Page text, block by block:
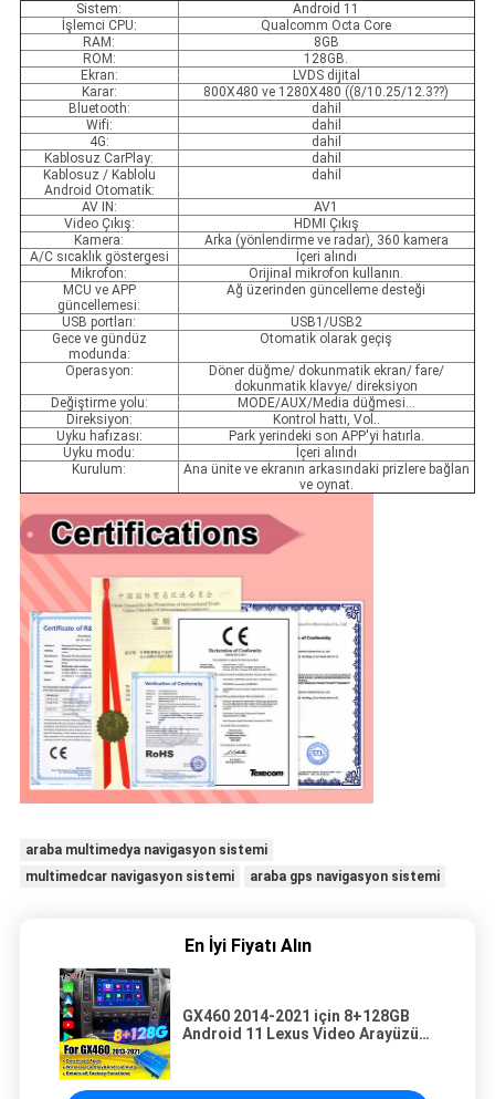
Sistem:
Android 11
İşlemci CPU:
Qualcomm Octa Core
RAM:
8GB
ROM:
128GB.
Ekran:
LVDS dijital
Karar:
800X480 ve 1280X480 ((8/10.25/12.3??)
Bluetooth:
dahil
Wifi:
dahil
4G:
dahil
Kablosuz CarPlay:
dahil
Kablosuz / Kablolu
Android Otomatik:
dahil
AV IN:
AV1
Video Çıkış:
HDMI Çıkış
Kamera:
Arka (yönlendirme ve radar), 360 kamera
A/C sıcaklık göstergesi
İçeri alındı
Mikrofon:
Orijinal mikrofon kullanın.
MCU ve APP
güncellemesi:
Ağ üzerinden güncelleme desteği
USB portları:
USB1/USB2
Gece ve gündüz
modunda:
Otomatik olarak geçiş
Operasyon:
Döner düğme/ dokunmatik ekran/ fare/
dokunmatik klavye/ direksiyon
Değiştirme yolu:
MODE/AUX/Media düğmesi...
Direksiyon:
Kontrol hattı, Vol..
Uyku hafızası:
Park yerindeki son APP'yi hatırla.
Uyku modu:
İçeri alındı
Kurulum:
Ana ünite ve ekranın arkasındaki prizlere bağlan
ve oynat.
araba multimedya navigasyon sistemi
multimedcar navigasyon sistemi
araba gps navigasyon sistemi
En İyi Fiyatı Alın
GX460 2014-2021 için 8+128GB
Android 11 Lexus Video Arayüzü